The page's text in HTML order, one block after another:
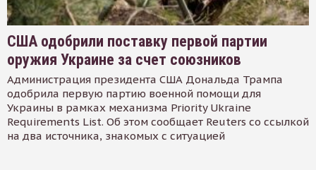
США одобрили поставку первой партии
оружия Украине за счет союзников
Администрация президента США Дональда Трампа
одобрила первую партию военной помощи для
Украины в рамках механизма Priority Ukraine
Requirements List. Об этом сообщает Reuters со ссылкой
на два источника, знакомых с ситуацией